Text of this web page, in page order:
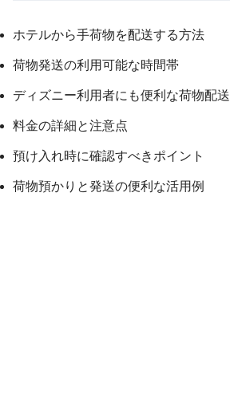
ホテルから手荷物を配送する方法
荷物発送の利用可能な時間帯
ディズニー利用者にも便利な荷物配送
料金の詳細と注意点
預け入れ時に確認すべきポイント
荷物預かりと発送の便利な活用例